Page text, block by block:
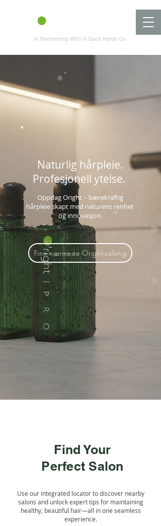
In Partnership With In Good Hands Co.
Naturlig hårpleie.
Profesjonell ytelse.
Oppdag Oright – bærekraftig
hårpleie skapt med naturens renhet
og innovasjon.
Finn nærmeste Oright-salong
Find Your
Perfect Salon
Use our integrated locator to discover nearby
salons and unlock expert tips for maintaining
healthy, beautiful hair—all in one seamless
experience.